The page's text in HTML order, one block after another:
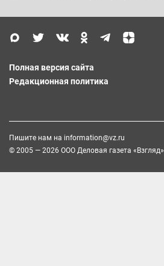
Полная версия сайта
Редакционная политика
Пишите нам на information@vz.ru
© 2005 — 2026 ООО Деловая газета «Взгляд»